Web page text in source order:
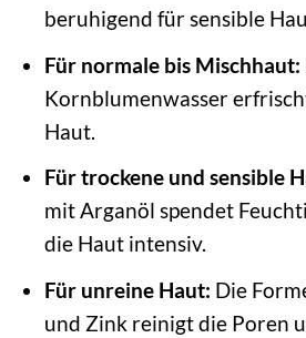
beruhigend für sensible
Für normale bis Mischhaut:
Kornblumenwasser
Haut.
Für trockene und sensible
mit Arganöl spendet
die Haut intensiv.
Für unreine Haut: Die
und Zink reinigt die Poren